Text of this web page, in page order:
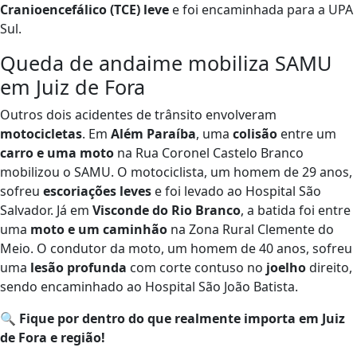
Cranioencefálico (TCE) leve e foi encaminhada para a UPA
Sul.
Queda de andaime mobiliza SAMU
em Juiz de Fora
Outros dois acidentes de trânsito envolveram
motocicletas. Em Além Paraíba, uma colisão entre um
carro e uma moto na Rua Coronel Castelo Branco
mobilizou o SAMU. O motociclista, um homem de 29 anos,
sofreu escoriações leves e foi levado ao Hospital São
Salvador. Já em Visconde do Rio Branco, a batida foi entre
uma moto e um caminhão na Zona Rural Clemente do
Meio. O condutor da moto, um homem de 40 anos, sofreu
uma lesão profunda com corte contuso no joelhodireito,
sendo encaminhado ao Hospital São João Batista.
🔍 Fique por dentro do que realmente importa em Juiz
de Fora e região!